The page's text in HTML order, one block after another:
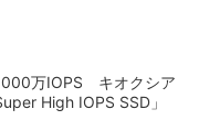
万IOPS キオクシア
High IOPS SSD」